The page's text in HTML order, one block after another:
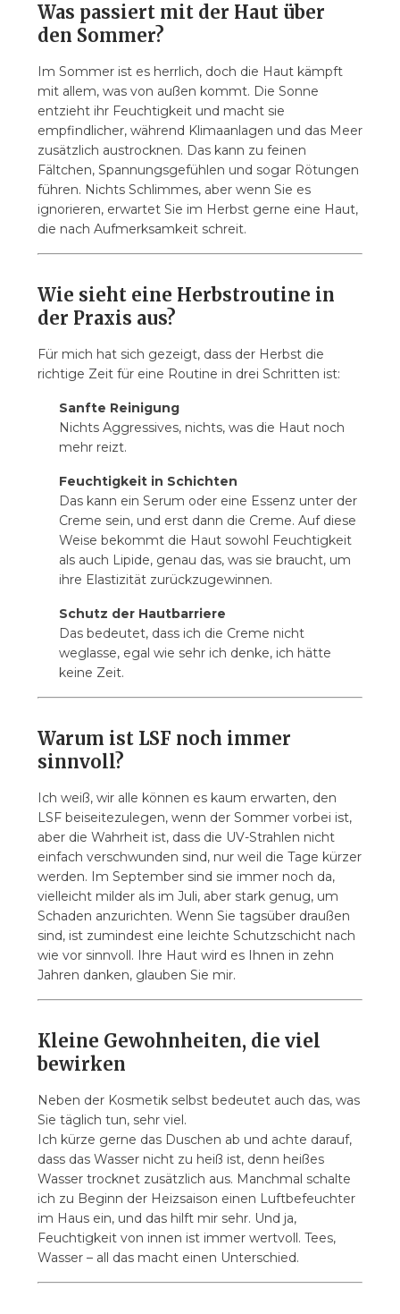
Was passiert mit der Haut über
den Sommer?
Im Sommer ist es herrlich, doch die Haut kämpft
mit allem, was von außen kommt. Die Sonne
entzieht ihr Feuchtigkeit und macht sie
empfindlicher, während Klimaanlagen und das Meer
zusätzlich austrocknen. Das kann zu feinen
Fältchen, Spannungsgefühlen und sogar Rötungen
führen. Nichts Schlimmes, aber wenn Sie es
ignorieren, erwartet Sie im Herbst gerne eine Haut,
die nach Aufmerksamkeit schreit.
Wie sieht eine Herbstroutine in
der Praxis aus?
Für mich hat sich gezeigt, dass der Herbst die
richtige Zeit für eine Routine in drei Schritten ist:
Sanfte Reinigung
Nichts Aggressives, nichts, was die Haut noch
mehr reizt.
Feuchtigkeit in Schichten
Das kann ein Serum oder eine Essenz unter der
Creme sein, und erst dann die Creme. Auf diese
Weise bekommt die Haut sowohl Feuchtigkeit
als auch Lipide, genau das, was sie braucht, um
ihre Elastizität zurückzugewinnen.
Schutz der Hautbarriere
Das bedeutet, dass ich die Creme nicht
weglasse, egal wie sehr ich denke, ich hätte
keine Zeit.
Warum ist LSF noch immer
sinnvoll?
Ich weiß, wir alle können es kaum erwarten, den
LSF beiseitezulegen, wenn der Sommer vorbei ist,
aber die Wahrheit ist, dass die UV-Strahlen nicht
einfach verschwunden sind, nur weil die Tage kürzer
werden. Im September sind sie immer noch da,
vielleicht milder als im Juli, aber stark genug, um
Schaden anzurichten. Wenn Sie tagsüber draußen
sind, ist zumindest eine leichte Schutzschicht nach
wie vor sinnvoll. Ihre Haut wird es Ihnen in zehn
Jahren danken, glauben Sie mir.
Kleine Gewohnheiten, die viel
bewirken
Neben der Kosmetik selbst bedeutet auch das, was
Sie täglich tun, sehr viel.
Ich kürze gerne das Duschen ab und achte darauf,
dass das Wasser nicht zu heiß ist, denn heißes
Wasser trocknet zusätzlich aus. Manchmal schalte
ich zu Beginn der Heizsaison einen Luftbefeuchter
im Haus ein, und das hilft mir sehr. Und ja,
Feuchtigkeit von innen ist immer wertvoll. Tees,
Wasser – all das macht einen Unterschied.